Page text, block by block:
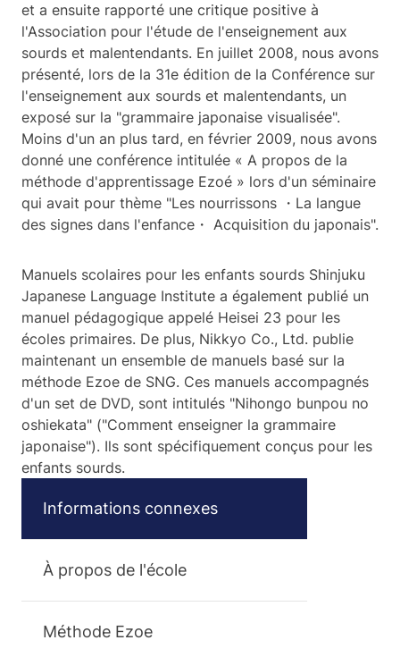
et a ensuite rapporté une critique positive à
l'Association pour l'étude de l'enseignement aux
sourds et malentendants. En juillet 2008, nous avons
présenté, lors de la 31e édition de la Conférence sur
l'enseignement aux sourds et malentendants, un
exposé sur la "grammaire japonaise visualisée".
Moins d'un an plus tard, en février 2009, nous avons
donné une conférence intitulée « A propos de la
méthode d'apprentissage Ezoé » lors d'un séminaire
qui avait pour thème "Les nourrissons ・La langue
des signes dans l'enfance・ Acquisition du japonais".
Manuels scolaires pour les enfants sourds Shinjuku
Japanese Language Institute a également publié un
manuel pédagogique appelé Heisei 23 pour les
écoles primaires. De plus, Nikkyo Co., Ltd. publie
maintenant un ensemble de manuels basé sur la
méthode Ezoe de SNG. Ces manuels accompagnés
d'un set de DVD, sont intitulés "Nihongo bunpou no
oshiekata" ("Comment enseigner la grammaire
japonaise"). Ils sont spécifiquement conçus pour les
enfants sourds.
Informations connexes
À propos de l'école
Méthode Ezoe